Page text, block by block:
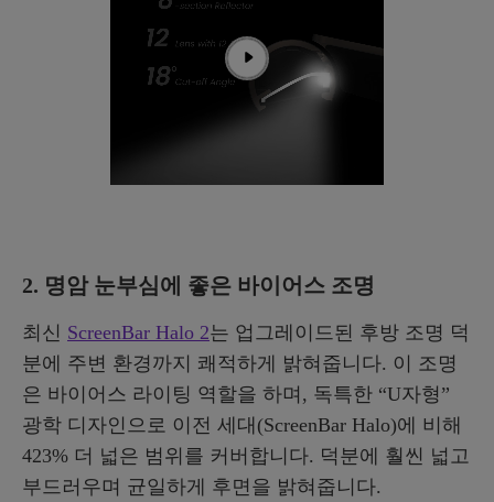
2. 명암 눈부심에 좋은 바이어스 조명
최신 ScreenBar Halo 2는 업그레이드된 후방 조명 덕
분에 주변 환경까지 쾌적하게 밝혀줍니다. 이 조명
은 바이어스 라이팅 역할을 하며, 독특한 “U자형”
광학 디자인으로 이전 세대(ScreenBar Halo)에 비해
423% 더 넓은 범위를 커버합니다. 덕분에 훨씬 넓고
부드러우며 균일하게 후면을 밝혀줍니다.